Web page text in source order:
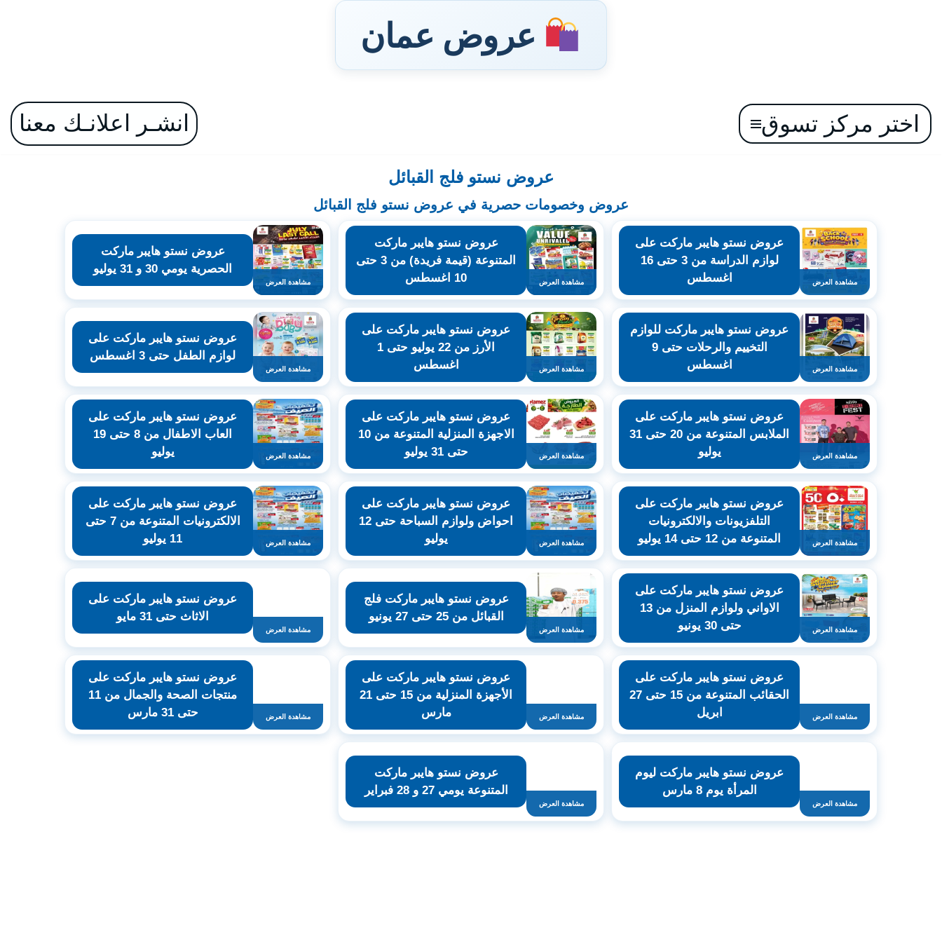
عروض عمان
تخطىاختر مركز تسوق انشـر اعلانـك معنا
عروض نستو فلج القبائل
عروض وخصومات حصرية في عروض نستو فلج القبائل
مشاهدة العرض
عروض نستو هايبر ماركت على
لوازم الدراسة من 3 حتى 16
اغسطس
مشاهدة العرض
عروض نستو هايبر ماركت
المتنوعة (قيمة فريدة) من 3 حتى
10 اغسطس
مشاهدة العرض
عروض نستو هايبر ماركت
الحصرية يومي 30 و 31 يوليو
مشاهدة العرض
عروض نستو هايبر ماركت للوازم
التخييم والرحلات حتى 9
اغسطس
مشاهدة العرض
عروض نستو هايبر ماركت على
الأرز من 22 يوليو حتى 1
اغسطس
مشاهدة العرض
عروض نستو هايبر ماركت على
لوازم الطفل حتى 3 اغسطس
مشاهدة العرض
عروض نستو هايبر ماركت على
الملابس المتنوعة من 20 حتى 31
يوليو
مشاهدة العرض
عروض نستو هايبر ماركت على
الاجهزة المنزلية المتنوعة من 10
حتى 31 يوليو
مشاهدة العرض
عروض نستو هايبر ماركت على
العاب الاطفال من 8 حتى 19
يوليو
مشاهدة العرض
عروض نستو هايبر ماركت على
التلفزيونات والالكترونيات
المتنوعة من 12 حتى 14 يوليو
مشاهدة العرض
عروض نستو هايبر ماركت على
احواض ولوازم السباحة حتى 12
يوليو
مشاهدة العرض
عروض نستو هايبر ماركت على
الالكترونيات المتنوعة من 7 حتى
11 يوليو
مشاهدة العرض
عروض نستو هايبر ماركت على
الاواني ولوازم المنزل من 13
حتى 30 يونيو
مشاهدة العرض
عروض نستو هايبر ماركت فلج
القبائل من 25 حتى 27 يونيو
مشاهدة العرض
عروض نستو هايبر ماركت على
الاثاث حتى 31 مايو
مشاهدة العرض
عروض نستو هايبر ماركت على
الحقائب المتنوعة من 15 حتى 27
ابريل
مشاهدة العرض
عروض نستو هايبر ماركت على
الأجهزة المنزلية من 15 حتى 21
مارس
مشاهدة العرض
عروض نستو هايبر ماركت على
منتجات الصحة والجمال من 11
حتى 31 مارس
مشاهدة العرض
عروض نستو هايبر ماركت ليوم
المرأة يوم 8 مارس
مشاهدة العرض
عروض نستو هايبر ماركت
المتنوعة يومي 27 و 28 فبراير